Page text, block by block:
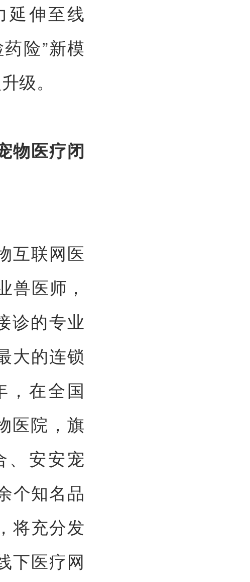
延伸至线
险”新模
级。
物医疗闭
互联网医
兽医师，
诊的专业
大的连锁
，在全国
医院，旗
、安安宠
个知名品
将充分发
下医疗网